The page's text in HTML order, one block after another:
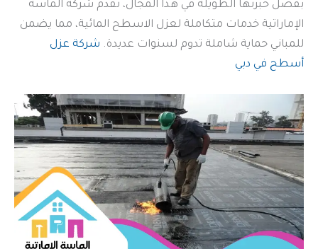
بفضل خبرتها الطويلة في هذا المجال، تقدم شركة الماسة
الإماراتية خدمات متكاملة لعزل الاسطح المائية، مما يضمن
للمباني حماية شاملة تدوم لسنوات عديدة. شركة عزل
أسطح في دبي